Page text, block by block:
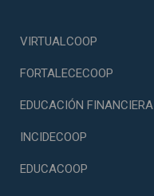
VIRTUALCOOP
FORTALECECOOP
EDUCACIÓN FINANCIERA
INCIDECOOP
EDUCACOOP